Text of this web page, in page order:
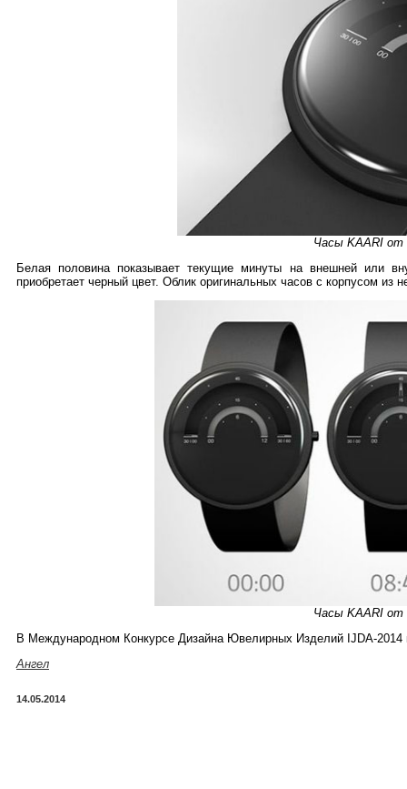
Часы KAARI от
Белая половина показывает текущие минуты на внешней или
приобретает черный цвет. Облик оригинальных часов с корпусом
Часы KAARI от
В Международном Конкурсе Дизайна Ювелирных Изделий IJDA-2014
Ангел
14.05.2014